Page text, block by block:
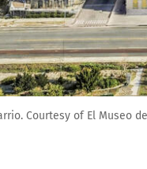
Courtesy of El Museo